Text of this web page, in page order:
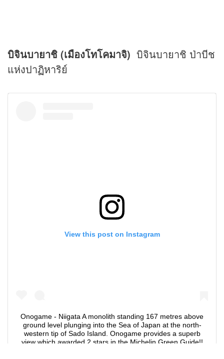
บิจินบายาชิ (เมืองโทโคมาจิ) บิจินบายาชิ ป่าบีช
แห่งปาฏิหาริย์